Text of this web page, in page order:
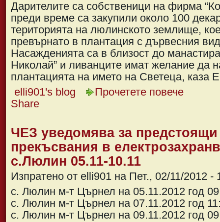
Дарителите са собственици на фирма
преди време са закупили около 100
територията на люлинското землище,
превърнато в плантация с дървесния
Насажденията са в близост до
Николай” и ливанците имат желание да
плантацията на името на Светеца, каза
elli901's blog
Прочетете повече
Share
ЧЕЗ уведомява за предстоящи
прекъсвания в
с.Люлин 05.11-10.11
Изпратено от elli901 на Пет., 02/11/2012 -
с. Люлин м-т Църнел на 05.11.2012 год
с. Люлин м-т Църнел на 07.11.2012 год
с. Люлин м-т Църнел на 09.11.2012 год